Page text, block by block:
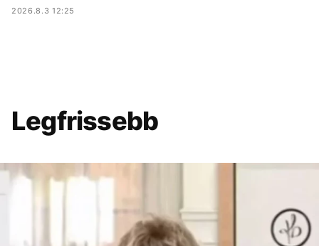
2026.8.3 12:25
Legfrissebb